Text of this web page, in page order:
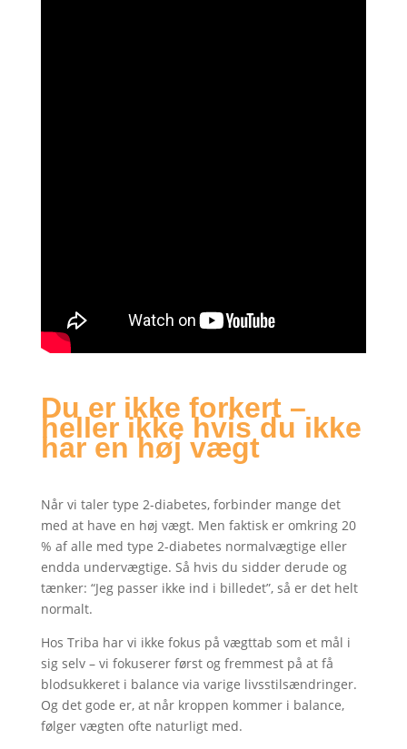
Du er ikke forkert –
heller ikke hvis du ikke
har en høj vægt
Når vi taler type 2-diabetes, forbinder mange det
med at have en høj vægt. Men faktisk er omkring 20
% af alle med type 2-diabetes normalvægtige eller
endda undervægtige. Så hvis du sidder derude og
tænker: “Jeg passer ikke ind i billedet”, så er det helt
normalt.
Hos Triba har vi ikke fokus på vægttab som et mål i
sig selv – vi fokuserer først og fremmest på at få
blodsukkeret i balance via varige livsstilsændringer.
Og det gode er, at når kroppen kommer i balance,
følger vægten ofte naturligt med.